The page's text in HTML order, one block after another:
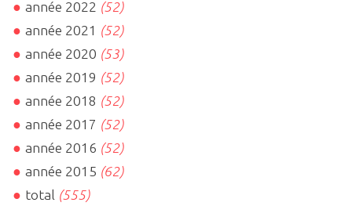
année 2022 (52)
année 2021 (52)
année 2020 (53)
année 2019 (52)
année 2018 (52)
année 2017 (52)
année 2016 (52)
année 2015 (62)
total (555)